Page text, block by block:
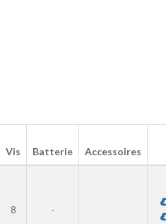
Vis Batterie Accessoires
8 -